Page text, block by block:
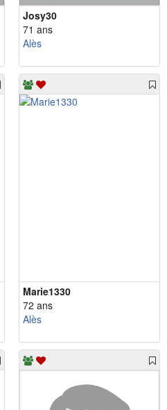
Josy30
71 ans
Alès
Marie1330
72 ans
Alès